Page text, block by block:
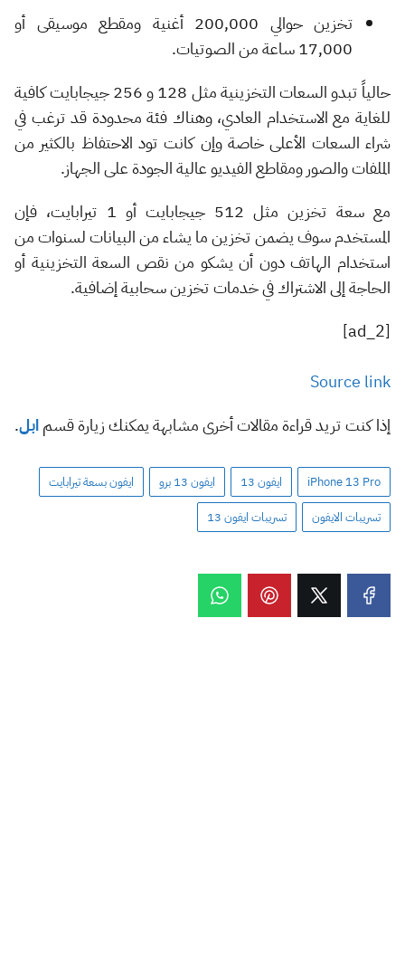
تخزين حوالي 200,000 أغنية ومقطع موسيقى أو
17,000 ساعة من الصوتيات.
حالياً تبدو السعات التخزينية مثل 128 و 256 جيجابايت كافية
للغاية مع الاستخدام العادي، وهناك فئة محدودة قد ترغب في
شراء السعات الأعلى خاصة وإن كانت تود الاحتفاظ بالكثير من
الملفات والصور ومقاطع الفيديو عالية الجودة على الجهاز.
مع سعة تخزين مثل 512 جيجابايت أو 1 تيرابايت، فإن
المستخدم سوف يضمن تخزين ما يشاء من البيانات لسنوات من
استخدام الهاتف دون أن يشكو من نقص السعة التخزينية أو
الحاجة إلى الاشتراك في خدمات تخزين سحابية إضافية.
[ad_2]
Source link
إذا كنت تريد قراءة مقالات أخرى مشابهة يمكنك زيارة قسمابل.
iPhone 13 Pro ايفون 13 ايفون 13 برو ايفون بسعة تيرابايت
تسريبات الايفون تسريبات ايفون 13